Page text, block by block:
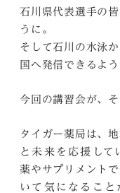
石川県代表選手の
うに。
そして石川の水泳
国へ発信できるよう
今回の講習会が、
タイガー薬局は、
と未来を応援 して
薬やサプリメント
いて気になるこ